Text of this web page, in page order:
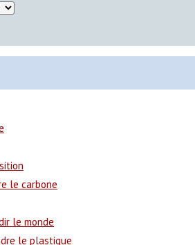
le carbone
le monde
le plastique